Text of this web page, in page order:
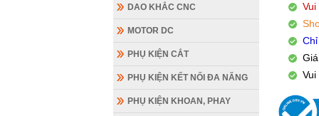
DAO KHẮC CNC
MOTOR DC
PHỤ KIỆN CẮT
PHỤ KIỆN KẾT NỐI ĐA NĂNG
PHỤ KIỆN KHOAN, PHAY
Vui